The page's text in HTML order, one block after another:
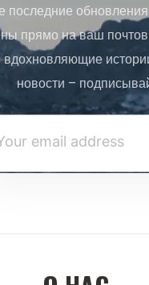
последние
прямо на ваш
новости –